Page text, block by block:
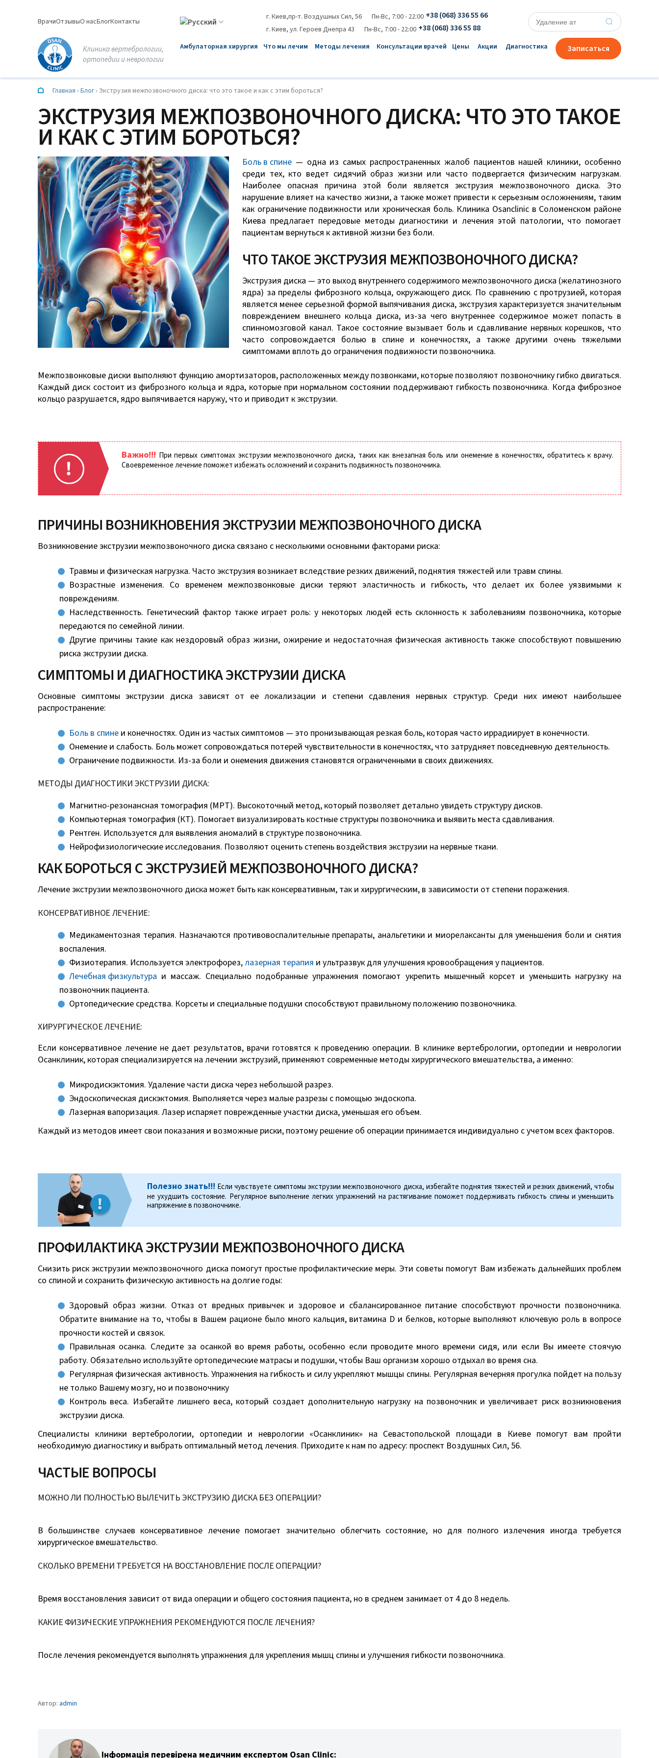
ВрачиОтзывыО насБлогКонтакты г. Киев,пр-т. Воздушных Сил, 56 Пн-Вс, 7:00 - 22:00 +38 (068) 336 55 66
г. Киев, ул. Героев Днепра 43 Пн-Вс, 7:00 - 22:00 +38 (068) 336 55 88
Клиника вертебрологии,
ортопедии и неврологии
Амбулаторная хирургия Что мы лечим Методы лечения Консультации врачей Цены Акции Диагностика Записаться
Главная › Блог › Экструзия межпозвоночного диска: что это такое и как с этим бороться?
ЭКСТРУЗИЯ МЕЖПОЗВОНОЧНОГО ДИСКА: ЧТО ЭТО ТАКОЕ
И КАК С ЭТИМ БОРОТЬСЯ?
Боль в спине — одна из самых распространенных жалоб пациентов нашей клиники, особенно
среди тех, кто ведет сидячий образ жизни или часто подвергается физическим нагрузкам.
Наиболее опасная причина этой боли является экструзия межпозвоночного диска. Это
нарушение влияет на качество жизни, а также может привести к серьезным осложнениям, таким
как ограничение подвижности или хроническая боль. Клиника Osanclinic в Соломенском районе
Киева предлагает передовые методы диагностики и лечения этой патологии, что помогает
пациентам вернуться к активной жизни без боли.
ЧТО ТАКОЕ ЭКСТРУЗИЯ МЕЖПОЗВОНОЧНОГО ДИСКА?
Экструзия диска — это выход внутреннего содержимого межпозвоночного диска (желатинозного
ядра) за пределы фиброзного кольца, окружающего диск. По сравнению с протрузией, которая
является менее серьезной формой выпячивания диска, экструзия характеризуется значительным
повреждением внешнего кольца диска, из-за чего внутреннее содержимое может попасть в
спинномозговой канал. Такое состояние вызывает боль и сдавливание нервных корешков, что
часто сопровождается болью в спине и конечностях, а также другими очень тяжелыми
симптомами вплоть до ограничения подвижности позвоночника.
Межпозвонковые диски выполняют функцию амортизаторов, расположенных между позвонками, которые позволяют позвоночнику гибко двигаться.
Каждый диск состоит из фиброзного кольца и ядра, которые при нормальном состоянии поддерживают гибкость позвоночника. Когда фиброзное
кольцо разрушается, ядро выпячивается наружу, что и приводит к экструзии.
Важно!!! При первых симптомах экструзии межпозвоночного диска, таких как внезапная боль или онемение в конечностях, обратитесь к врачу.
Своевременное лечение поможет избежать осложнений и сохранить подвижность позвоночника.
ПРИЧИНЫ ВОЗНИКНОВЕНИЯ ЭКСТРУЗИИ МЕЖПОЗВОНОЧНОГО ДИСКА
Возникновение экструзии межпозвоночного диска связано с несколькими основными факторами риска:
Травмы и физическая нагрузка. Часто экструзия возникает вследствие резких движений, поднятия тяжестей или травм спины.
Возрастные изменения. Со временем межпозвонковые диски теряют эластичность и гибкость, что делает их более уязвимыми к
повреждениям.
Наследственность. Генетический фактор также играет роль: у некоторых людей есть склонность к заболеваниям позвоночника, которые
передаются по семейной линии.
Другие причины такие как нездоровый образ жизни, ожирение и недостаточная физическая активность также способствуют повышению
риска экструзии диска.
СИМПТОМЫ И ДИАГНОСТИКА ЭКСТРУЗИИ ДИСКА
Основные симптомы экструзии диска зависят от ее локализации и степени сдавления нервных структур. Среди них имеют наибольшее
распространение:
Боль в спине и конечностях. Один из частых симптомов — это пронизывающая резкая боль, которая часто иррадиирует в конечности.
Онемение и слабость. Боль может сопровождаться потерей чувствительности в конечностях, что затрудняет повседневную деятельность.
Ограничение подвижности. Из-за боли и онемения движения становятся ограниченными в своих движениях.
МЕТОДЫ ДИАГНОСТИКИ ЭКСТРУЗИИ ДИСКА:
Магнитно-резонансная томография (МРТ). Высокоточный метод, который позволяет детально увидеть структуру дисков.
Компьютерная томография (КТ). Помогает визуализировать костные структуры позвоночника и выявить места сдавливания.
Рентген. Используется для выявления аномалий в структуре позвоночника.
Нейрофизиологические исследования. Позволяют оценить степень воздействия экструзии на нервные ткани.
КАК БОРОТЬСЯ С ЭКСТРУЗИЕЙ МЕЖПОЗВОНОЧНОГО ДИСКА?
Лечение экструзии межпозвоночного диска может быть как консервативным, так и хирургическим, в зависимости от степени поражения.
КОНСЕРВАТИВНОЕ ЛЕЧЕНИЕ:
Медикаментозная терапия. Назначаются противовоспалительные препараты, анальгетики и миорелаксанты для уменьшения боли и снятия
воспаления.
Физиотерапия. Используется электрофорез,лазерная терапия и ультразвук для улучшения кровообращения у пациентов.
Лечебная физкультура и массаж. Специально подобранные упражнения помогают укрепить мышечный корсет и уменьшить нагрузку на
позвоночник пациента.
Ортопедические средства. Корсеты и специальные подушки способствуют правильному положению позвоночника.
ХИРУРГИЧЕСКОЕ ЛЕЧЕНИЕ:
Если консервативное лечение не дает результатов, врачи готовятся к проведению операции. В клинике вертебрологии, ортопедии и неврологии
Осанклиник, которая специализируется на лечении экструзий, применяют современные методы хирургического вмешательства, а именно:
Микродискэктомия. Удаление части диска через небольшой разрез.
Эндоскопическая дискэктомия. Выполняется через малые разрезы с помощью эндоскопа.
Лазерная вапоризация. Лазер испаряет поврежденные участки диска, уменьшая его объем.
Каждый из методов имеет свои показания и возможные риски, поэтому решение об операции принимается индивидуально с учетом всех факторов.
Полезно знать!!! Если чувствуете симптомы экструзии межпозвоночного диска, избегайте поднятия тяжестей и резких движений, чтобы
не ухудшить состояние. Регулярное выполнение легких упражнений на растягивание поможет поддерживать гибкость спины и уменьшить
напряжение в позвоночнике.
ПРОФИЛАКТИКА ЭКСТРУЗИИ МЕЖПОЗВОНОЧНОГО ДИСКА
Снизить риск экструзии межпозвоночного диска помогут простые профилактические меры. Эти советы помогут Вам избежать дальнейших проблем
со спиной и сохранить физическую активность на долгие годы:
Здоровый образ жизни. Отказ от вредных привычек и здоровое и сбалансированное питание способствуют прочности позвоночника.
Обратите внимание на то, чтобы в Вашем рационе было много кальция, витамина D и белков, которые выполняют ключевую роль в вопросе
прочности костей и связок.
Правильная осанка. Следите за осанкой во время работы, особенно если проводите много времени сидя, или если Вы имеете стоячую
работу. Обязательно используйте ортопедические матрасы и подушки, чтобы Ваш организм хорошо отдыхал во время сна.
Регулярная физическая активность. Упражнения на гибкость и силу укрепляют мышцы спины. Регулярная вечерняя прогулка пойдет на пользу
не только Вашему мозгу, но и позвоночнику
Контроль веса. Избегайте лишнего веса, который создает дополнительную нагрузку на позвоночник и увеличивает риск возникновения
экструзии диска.
Специалисты клиники вертебрологии, ортопедии и неврологии «Осанклиник» на Севастопольской площади в Киеве помогут вам пройти
необходимую диагностику и выбрать оптимальный метод лечения. Приходите к нам по адресу: проспект Воздушных Сил, 56.
ЧАСТЫЕ ВОПРОСЫ
МОЖНО ЛИ ПОЛНОСТЬЮ ВЫЛЕЧИТЬ ЭКСТРУЗИЮ ДИСКА БЕЗ ОПЕРАЦИИ?
В большинстве случаев консервативное лечение помогает значительно облегчить состояние, но для полного излечения иногда требуется
хирургическое вмешательство.
СКОЛЬКО ВРЕМЕНИ ТРЕБУЕТСЯ НА ВОССТАНОВЛЕНИЕ ПОСЛЕ ОПЕРАЦИИ?
Время восстановления зависит от вида операции и общего состояния пациента, но в среднем занимает от 4 до 8 недель.
КАКИЕ ФИЗИЧЕСКИЕ УПРАЖНЕНИЯ РЕКОМЕНДУЮТСЯ ПОСЛЕ ЛЕЧЕНИЯ?
После лечения рекомендуется выполнять упражнения для укрепления мышц спины и улучшения гибкости позвоночника.
Автор: admin
Інформація перевірена медичним експертом Osan Clinic: